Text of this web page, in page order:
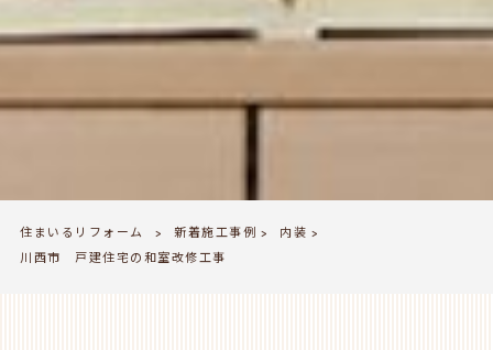
住まいるリフォーム > 新着施工事例 > 内装 >
川西市 戸建住宅の和室改修工事